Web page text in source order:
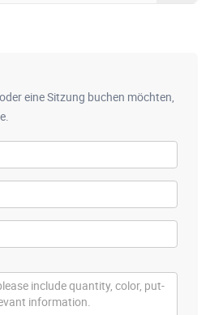
eine Sitzung buchen möchten,